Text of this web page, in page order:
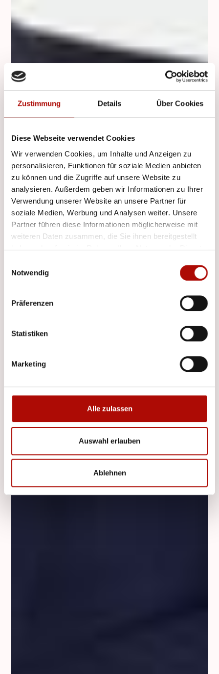
Zustimmung Details Über Cookies
Diese Webseite verwendet Cookies
Wir verwenden Cookies, um Inhalte und Anzeigen zu
personalisieren, Funktionen für soziale Medien anbieten
zu können und die Zugriffe auf unsere Website zu
analysieren. Außerdem geben wir Informationen zu Ihrer
Verwendung unserer Website an unsere Partner für
soziale Medien, Werbung und Analysen weiter. Unsere
Partner führen diese Informationen möglicherweise mit
weiteren Daten zusammen, die Sie ihnen bereitgestellt
Notwendig
Präferenzen
Statistiken
Marketing
Alle zulassen
Auswahl erlauben
Ablehnen